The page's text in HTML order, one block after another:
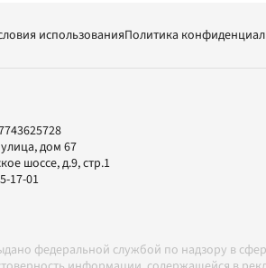
использованияПолитика
дом 67
шоссе, д.9, стр.1
17-01
федеральной службой по надзору в